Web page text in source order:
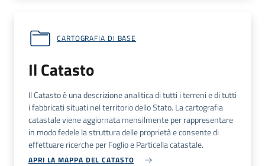
CARTOGRAFIA DI BASE
Il Catasto
Il Catasto è una descrizione analitica di tutti i terreni e di tutti
i fabbricati situati nel territorio dello Stato. La cartografia
catastale viene aggiornata mensilmente per rappresentare
in modo fedele la struttura delle proprietà e consente di
effettuare ricerche per Foglio e Particella catastale.
APRI LA MAPPA DEL CATASTO